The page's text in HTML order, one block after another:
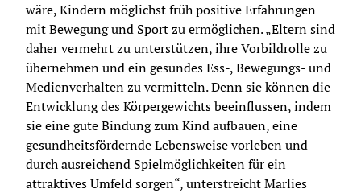
wäre, Kindern möglichst früh positive Erfahrungen
mit Bewegung und Sport zu ermöglichen. „Eltern sind
daher vermehrt zu unterstützen, ihre Vorbildrolle zu
übernehmen und ein gesundes Ess-, Bewegungs- und
Medienverhalten zu vermitteln. Denn sie können die
Entwicklung des Körpergewichts beeinflussen, indem
sie eine gute Bindung zum Kind aufbauen, eine
gesundheitsfördernde Lebensweise vorleben und
durch ausreichend Spielmöglichkeiten für ein
attraktives Umfeld sorgen“, unterstreicht Marlies